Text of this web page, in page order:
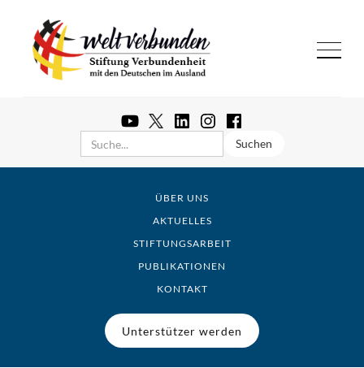
ÜBER UNS
AKTUELLES
STIFTUNGSARBEIT
PUBLIKATIONEN
KONTAKT
Unterstützer werden